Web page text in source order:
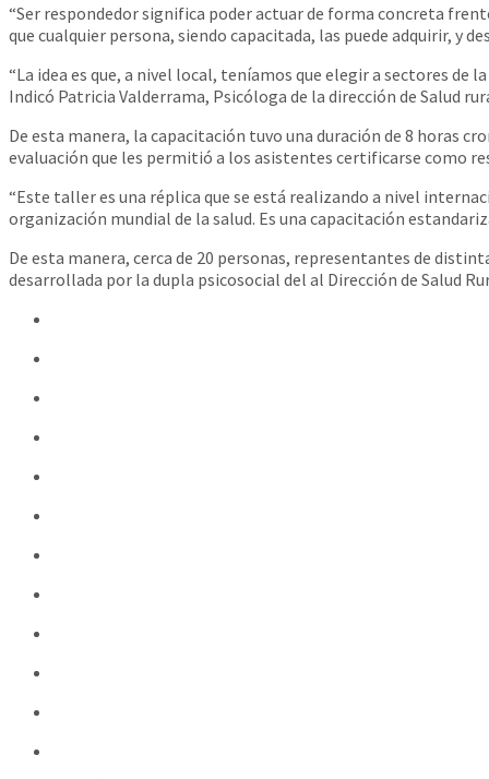
“Ser respondedor significa poder actuar de forma concreta
que cualquier persona, siendo capacitada, las puede adquirir, y
“La idea es que, a nivel local, teníamos que elegir a sectores de
Indicó Patricia Valderrama, Psicóloga de la dirección de Salud
De esta manera, la capacitación tuvo una duración de 8 horas
evaluación que les permitió a los asistentes certificarse como
“Este taller es una réplica que se está realizando a nivel
organización mundial de la salud. Es una capacitación
De esta manera, cerca de 20 personas, representantes de
desarrollada por la dupla psicosocial del al Dirección de Salud